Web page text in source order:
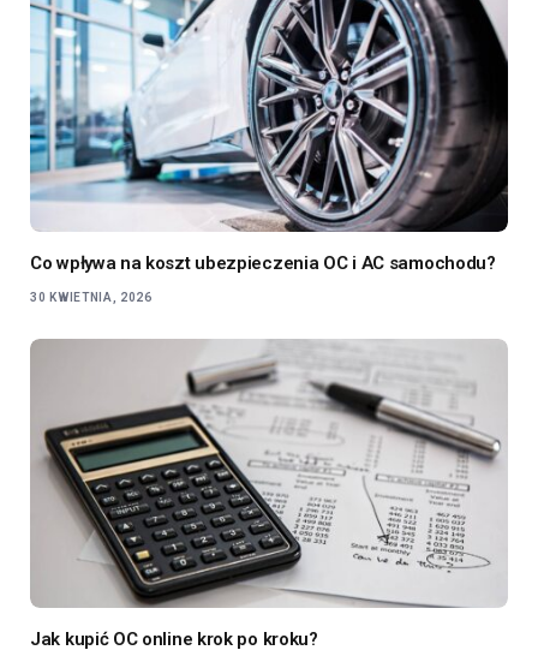
Co wpływa na koszt ubezpieczenia OC i AC samochodu?
30 KWIETNIA, 2026
Jak kupić OC online krok po kroku?